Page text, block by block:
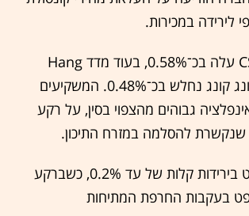
בסין, מדד CSI 300 עלה בכ־0.58%, בעוד מדד Hang
Seng Index בהונג קונג נחלש בכ־0.48%. המשקיעים
גבוהים מהצפוי בסין, על רקע
שנקשרת להסלמה במזרח התיכון.
החוזים בוול סטריט בירידות קלות של עד 0.2%, כשברקע
בעקבות החרפת המתיחות